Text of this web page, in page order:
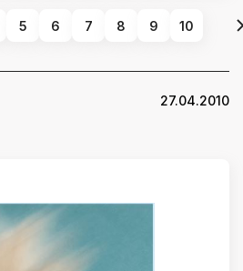
5 6 7 8 9 10
27.04.2010